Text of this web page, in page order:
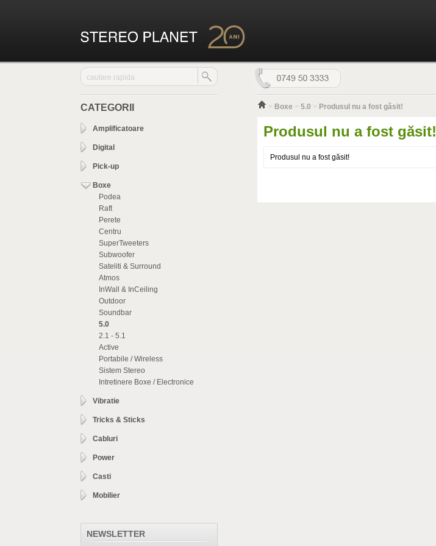
CATEGORII
Amplificatoare
Digital
Pick-up
Boxe
Podea
Raft
Perete
Centru
SuperTweeters
Subwoofer
Sateliti & Surround
Atmos
InWall & InCeiling
Outdoor
Soundbar
5.0
2.1 - 5.1
Active
Portabile / Wireless
Sistem Stereo
Intretinere Boxe / Electronice
Vibratie
Tricks & Sticks
Cabluri
Power
Casti
Mobilier
NEWSLETTER
> Boxe > 5.0 > Produsul nu a fost găsit!
Produsul nu a fost găsit!
Produsul nu a fost găsit!